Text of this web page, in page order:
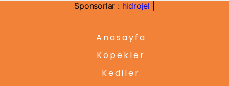
Sponsorlar : hidrojel
Anasayfa
Köpekler
Kediler